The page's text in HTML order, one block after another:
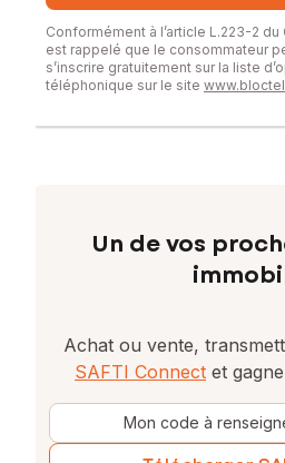
Conformément à l’article L.223-2
est rappelé que le consommateur
s’inscrire gratuitement sur la liste
téléphonique sur le site
Un de vos
Achat ou vente,
SAFTI Connect et
Mon code à